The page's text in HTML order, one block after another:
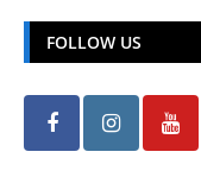
FOLLOW US